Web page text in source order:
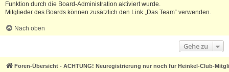
Funktion durch die Board-Administration aktiviert wurde.
Mitglieder des Boards können zusätzlich den Link „Das Team“ verwenden.
Nach oben
Gehe zu
Foren-Übersicht - ACHTUNG! Neuregistrierung nur noch für Heinkel-Club-